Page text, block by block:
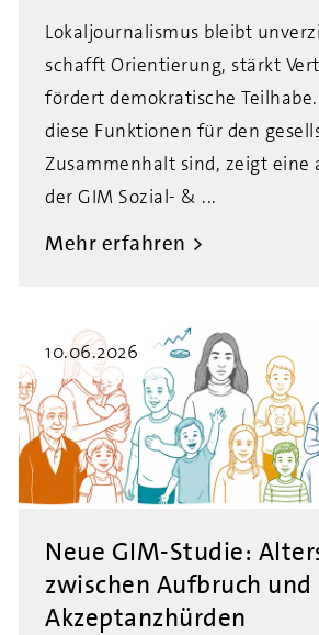
Lokaljournalismus bleibt
schafft Orientierung, stärkt
fördert demokratische
diese Funktionen für den
Zusammenhalt sind, zeigt eine
der GIM Sozial- & ...
Mehr erfahren
10.06.2026
Neue GIM-Studie:
zwischen Aufbruch und
Akzeptanzhürden